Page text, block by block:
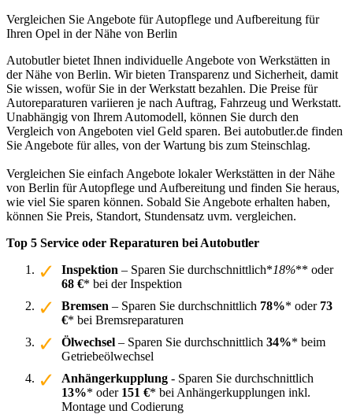
Vergleichen Sie Angebote für Autopflege und Aufbereitung für
Ihren Opel in der Nähe von Berlin
Autobutler bietet Ihnen individuelle Angebote von Werkstätten in
der Nähe von Berlin. Wir bieten Transparenz und Sicherheit, damit
Sie wissen, wofür Sie in der Werkstatt bezahlen. Die Preise für
Autoreparaturen variieren je nach Auftrag, Fahrzeug und Werkstatt.
Unabhängig von Ihrem Automodell, können Sie durch den
Vergleich von Angeboten viel Geld sparen. Bei autobutler.de finden
Sie Angebote für alles, von der Wartung bis zum Steinschlag.
Vergleichen Sie einfach Angebote lokaler Werkstätten in der Nähe
von Berlin für Autopflege und Aufbereitung und finden Sie heraus,
wie viel Sie sparen können. Sobald Sie Angebote erhalten haben,
können Sie Preis, Standort, Stundensatz uvm. vergleichen.
Top 5 Service oder Reparaturen bei Autobutler
Inspektion – Sparen Sie durchschnittlich*18%** oder
68 €* bei der Inspektion
Bremsen – Sparen Sie durchschnittlich 78%* oder 73
€* bei Bremsreparaturen
Ölwechsel – Sparen Sie durchschnittlich 34%* beim
Getriebeölwechsel
Anhängerkupplung - Sparen Sie durchschnittlich
13%* oder 151 €* bei Anhängerkupplungen inkl.
Montage und Codierung